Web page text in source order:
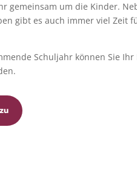
gemeinsam um die Kinder.
gibt es auch immer viel Zeit
Schuljahr können Sie